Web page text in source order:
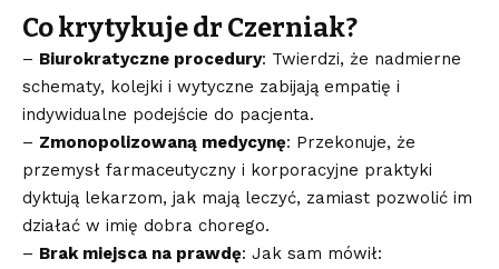
Co krytykuje dr Czerniak?
– Biurokratyczne procedury: Twierdzi, że nadmierne
schematy, kolejki i wytyczne zabijają empatię i
indywidualne podejście do pacjenta.
– Zmonopolizowaną medycynę: Przekonuje, że
przemysł farmaceutyczny i korporacyjne praktyki
dyktują lekarzom, jak mają leczyć, zamiast pozwolić im
działać w imię dobra chorego.
– Brak miejsca na prawdę: Jak sam mówił: